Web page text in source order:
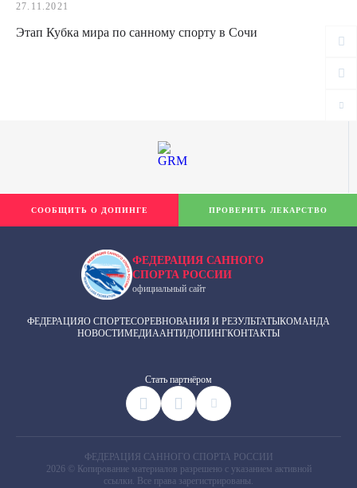
27.11.2021
Этап Кубка мира по санному спорту в Сочи
ФЕДЕРАЦИЯ САННОГО
СПОРТА РОССИИ
официальный сайт
ФЕДЕРАЦИЯО СПОРТЕСОРЕВНОВАНИЯ И РЕЗУЛЬТАТЫКОМАНДА
НОВОСТИМЕДИААНТИДОПИНГКОНТАКТЫ
Cтать партнёром
СООБЩИТЬ О ДОПИНГЕ ПРОВЕРИТЬ ЛЕКАРСТВО
ФЕДЕРАЦИЯ САННОГО СПОРТА РОССИИ
2026 © Копирование материалов разрешено с указанием активной
ссылки. Все права зарегистрированы.